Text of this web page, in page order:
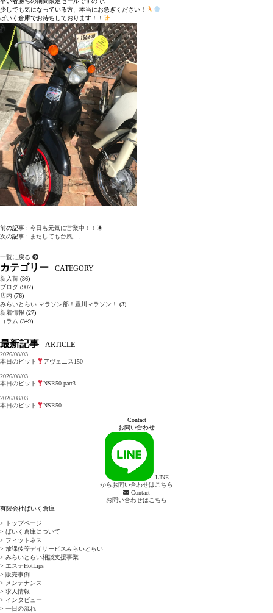
少しでも気になっている方、本当にお急ぎください！
ばいく倉庫でお待ちしております！！
前の記事 : 今日も元気に営業中！！☀
次の記事 : またしても台風、、
一覧に戻る
カテゴリー CATEGORY
新入荷 (36)
ブログ (902)
店内 (76)
みらいとらい マラソン部！豊川マラソン！
(3)
新着情報 (27)
コラム (349)
最新記事 ARTICLE
2026/08/03
本日のピット
アヴェニス150
2026/08/03
本日のピット
NSR50 part3
2026/08/03
本日のピット
NSR50
Contact
お問い合わせ
LINE
からお問い合わせはこちら
Contact
お問い合わせはこちら
有限会社ばいく倉庫
> トップページ
> ばいく倉庫について
> フィットネス
> 放課後等デイサービスみらいとらい
> みらいとらい相談支援事業
> エステHotLips
> 販売事例
> メンテナンス
> 求人情報
> インタビュー
> 一日の流れ